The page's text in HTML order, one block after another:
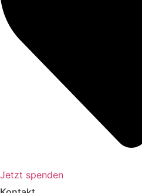
Jetzt spenden